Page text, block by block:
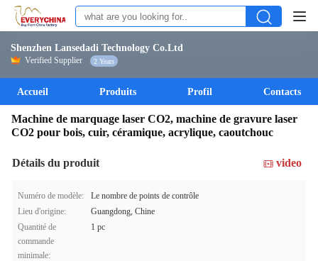
Shenzhen Lansedadi Technology Co.Ltd
Verified Supplier 2 Years
Accueil Produits Profil Contacts
Machine de marquage laser CO2, machine de gravure laser
CO2 pour bois, cuir, céramique, acrylique, caoutchouc
Détails du produit video
Numéro de modèle:
Le nombre de points de contrôle
Lieu d'origine:
Guangdong, Chine
Quantité de
commande
minimale:
1 pc